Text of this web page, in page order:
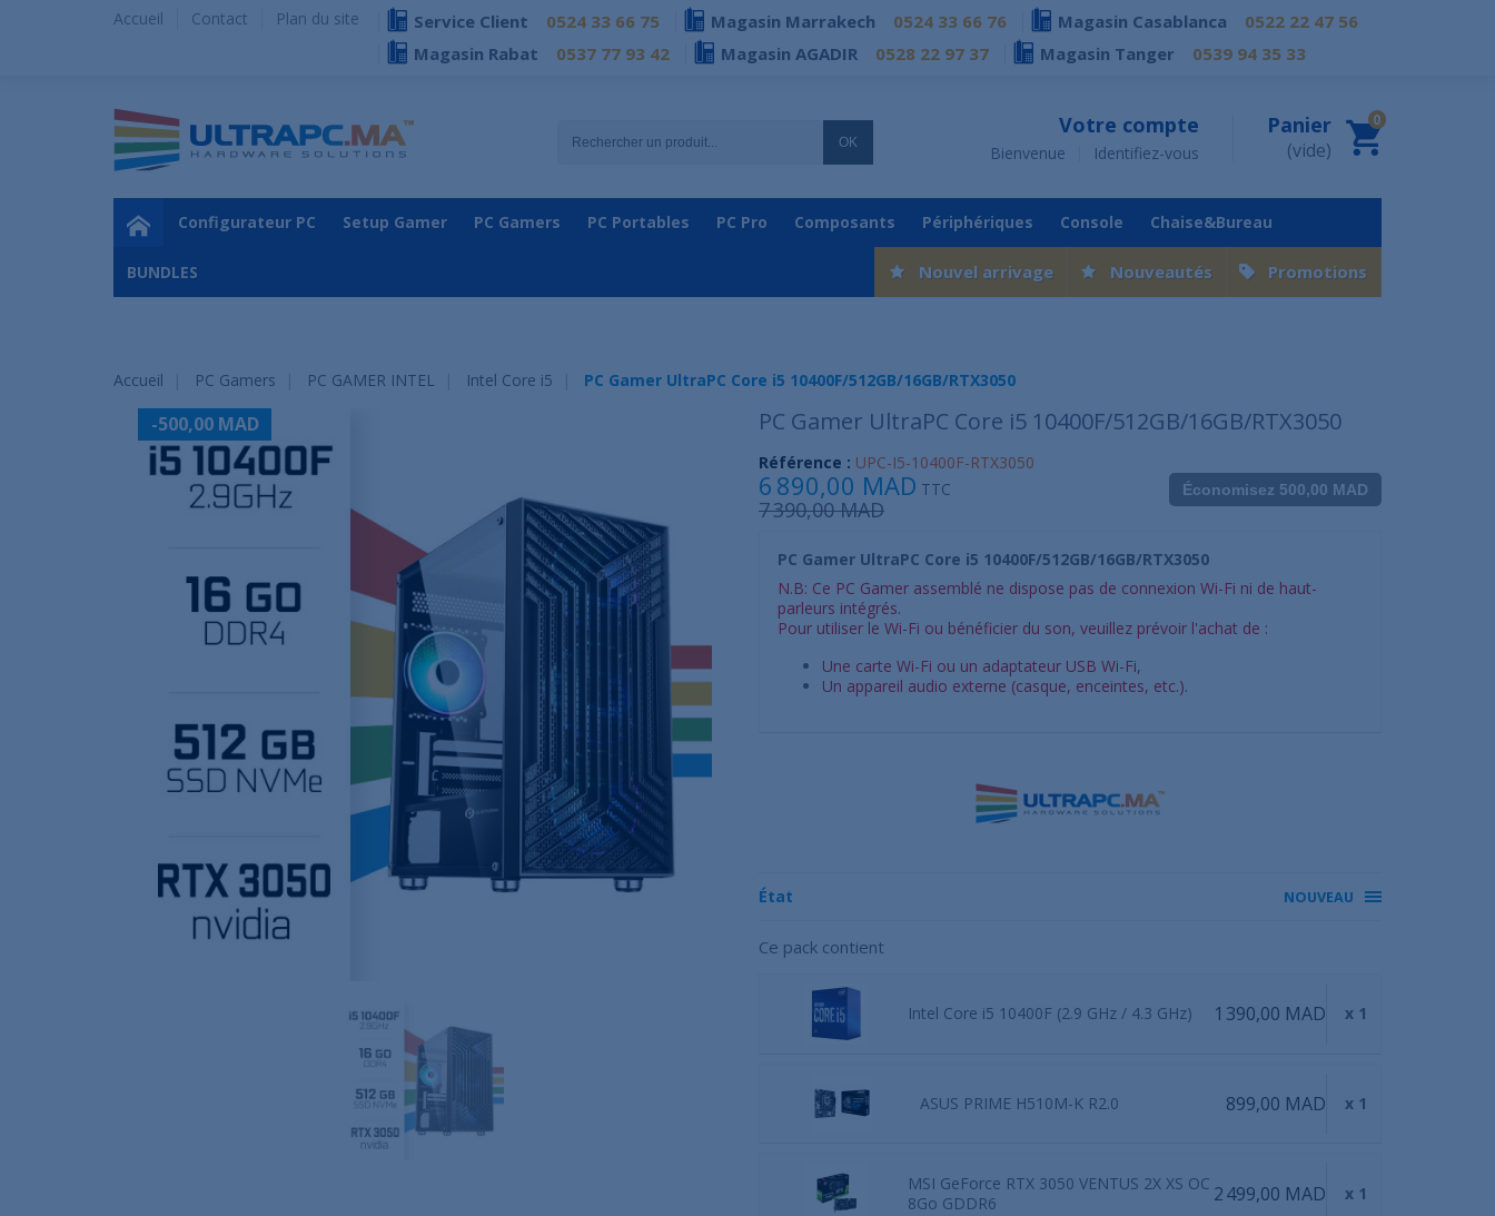
Accueil Contact Plan du site Service Client 0524 33 66 75 Magasin Marrakech 0524 33 66 76 Magasin Casablanca
0522 22 47 56
Magasin Rabat
0537 77 93 42 Magasin AGADIR 0528 22 97 37 Magasin Tanger 0539 94 35 33
OK
Panier
(vide)
0
Votre compte
Bienvenue Identifiez-vous
Promotions
Nouveautés
Nouvel arrivage
Configurateur PC Setup Gamer PC Gamers PC Portables PC Pro Composants Périphériques Console Chaise&Bureau
BUNDLES
Accueil PC Gamers PC GAMER INTEL Intel Core i5 PC Gamer UltraPC Core i5 10400F/512GB/16GB/RTX3050
-500,00 MAD PC Gamer UltraPC Core i5 10400F/512GB/16GB/RTX3050
Référence : UPC-I5-10400F-RTX3050
Économisez 500,00 MAD
6 890,00 MAD TTC
7 390,00 MAD
PC Gamer UltraPC Core i5 10400F/512GB/16GB/RTX3050
N.B: Ce PC Gamer assemblé ne dispose pas de connexion Wi-Fi ni de haut-
parleurs intégrés.
Pour utiliser le Wi-Fi ou bénéficier du son, veuillez prévoir l'achat de :
Une carte Wi-Fi ou un adaptateur USB Wi-Fi,
Un appareil audio externe (casque, enceintes, etc.).
État NOUVEAU
Ce pack contient
Intel Core i5 10400F (2.9 GHz / 4.3 GHz) 1 390,00 MAD x 1
ASUS PRIME H510M-K R2.0 899,00 MAD x 1
MSI GeForce RTX 3050 VENTUS 2X XS OC
8Go GDDR6
2 499,00 MAD x 1